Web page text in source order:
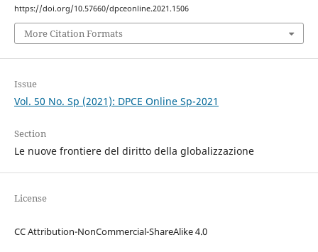
https://doi.org/10.57660/dpceonline.2021.1506
More Citation Formats
Issue
Vol. 50 No. Sp (2021): DPCE Online Sp-2021
Section
Le nuove frontiere del diritto della globalizzazione
License
CC Attribution-NonCommercial-ShareAlike 4.0